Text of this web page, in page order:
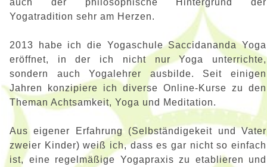
auch der philosophische Hintergrund der
Yogatradition sehr am Herzen.
2013 habe ich die Yogaschule Saccidananda Yoga
eröffnet, in der ich nicht nur Yoga unterrichte,
sondern auch Yogalehrer ausbilde. Seit einigen
Jahren konzipiere ich diverse Online-Kurse zu den
Theman Achtsamkeit, Yoga und Meditation.
Aus eigener Erfahrung (Selbständigekeit und Vater
zweier Kinder) weiß ich, dass es gar nicht so einfach
ist, eine regelmäßige Yogapraxis zu etablieren und